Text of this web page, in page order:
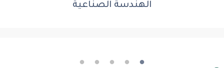
الهندسة الصناعية